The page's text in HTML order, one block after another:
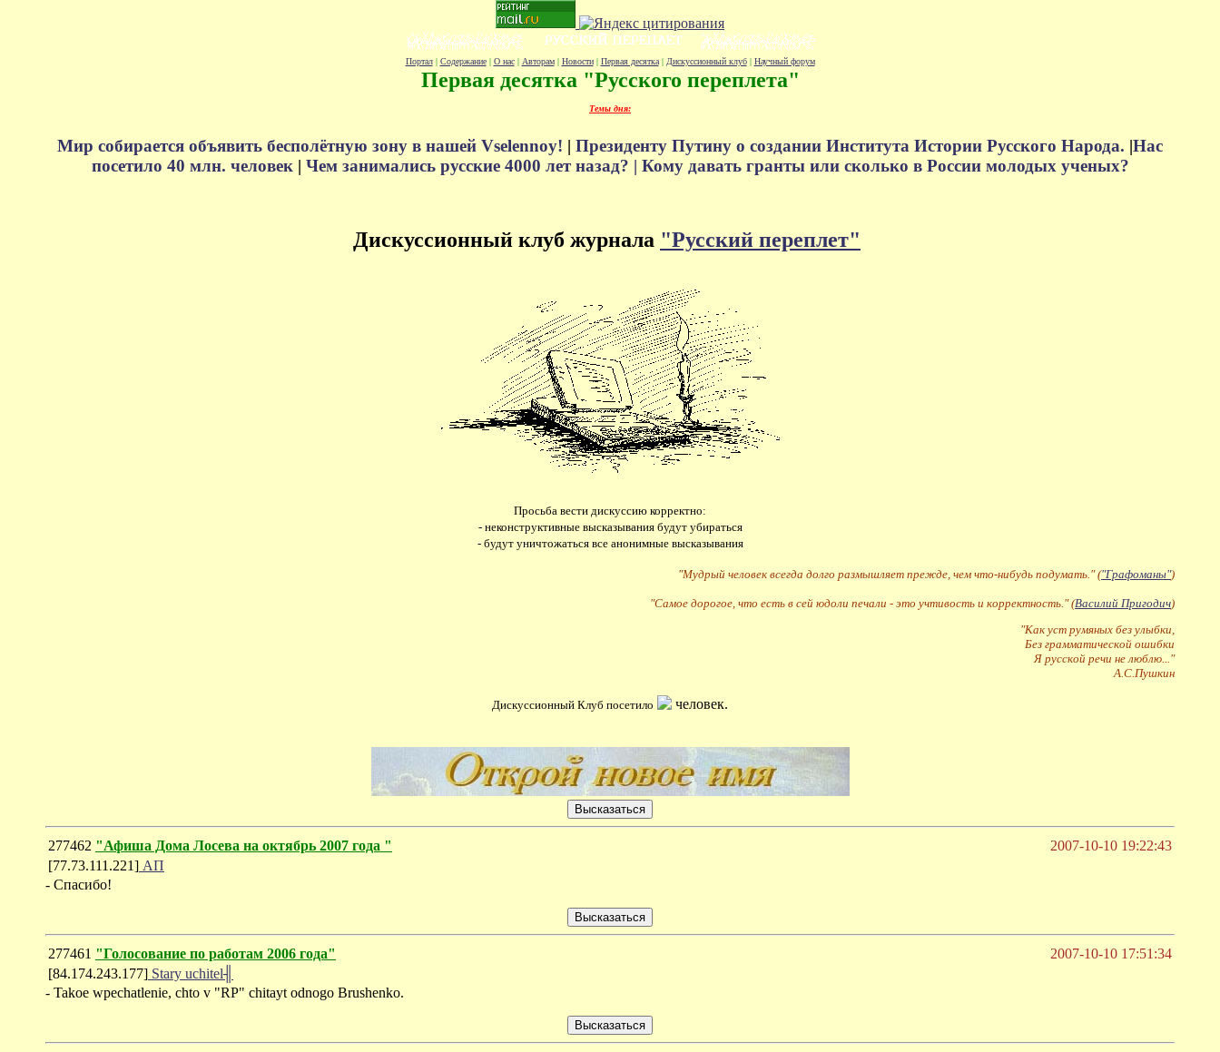
Портал| Содержание| О нас| Авторам| Новости| Первая десятка| Дискуссионный клуб| Научный форум
Первая десятка "Русского переплета"
Темы дня:
Мир собирается объявить бесполётную зону в нашей Vselennoy! | Президенту Путину о создании Института Истории Русского Народа. |Нас
посетило 40 млн. человек| Чем занимались русские 4000 лет назад? | Кому давать гранты или сколько в России молодых ученых?
Дискуссионный клуб журнала "Русский переплет"
Просьба вести дискуссию корректно:
- неконструктивные высказывания будут убираться
- будут уничтожаться все анонимные высказывания
"Мудрый человек всегда долго размышляет прежде, чем что-нибудь подумать." ("Графоманы")
"Самое дорогое, что есть в сей юдоли печали - это учтивость и корректность." (Василий Пригодич)
"Как уст румяных без улыбки,
Без грамматической ошибки
Я русской речи не люблю..."
А.С.Пушкин
Дискуссионный Клуб посетило человек.
277462 "Афиша Дома Лосева на октябрь 2007 года "
2007-10-10 19:22:43
[77.73.111.221] АП
- Спасибо!
277461 "Голосование по работам 2006 года"
2007-10-10 17:51:34
[84.174.243.177] Stary uchitel╢
- Takoe wpechatlenie, chto v "RP" chitayt odnogo Brushenko.